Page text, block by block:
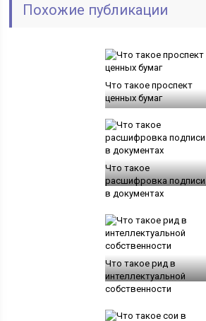
Похожие публикации
Что такое проспект
ценных бумаг
Что такое
расшифровка подписи
в документах
Что такое рид в
интеллектуальной
собственности